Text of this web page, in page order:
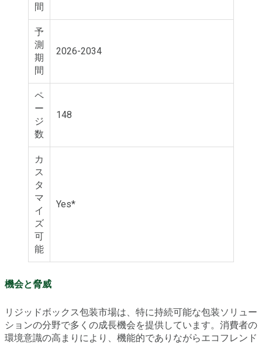
間
予
測
期
間
2026-2034
ペ
ー
ジ
数
148
カ
ス
タ
マ
イ
ズ
可
能
Yes*
機会と脅威
リジッドボックス包装市場は、特に持続可能な包装ソリュー
ションの分野で多くの成長機会を提供しています。消費者の
環境意識の高まりにより、機能的でありながらエコフレンド